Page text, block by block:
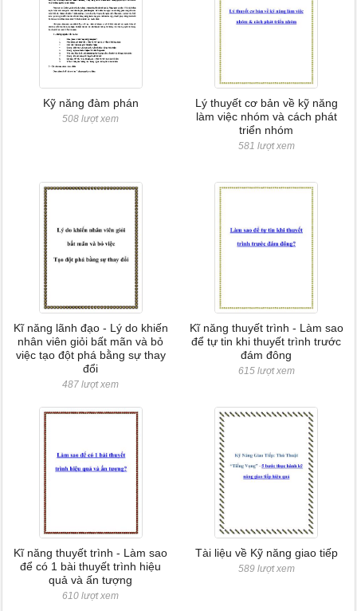
Kỹ năng đàm phán
508 lượt xem
Lý thuyết cơ bản về kỹ năng
làm việc nhóm và cách phát
triển nhóm
581 lượt xem
Kĩ năng lãnh đạo - Lý do khiến
nhân viên giỏi bất mãn và bỏ
việc tạo đột phá bằng sự thay
đổi
487 lượt xem
Kĩ năng thuyết trình - Làm sao
để tự tin khi thuyết trình trước
đám đông
615 lượt xem
Kĩ năng thuyết trình - Làm sao
để có 1 bài thuyết trình hiệu
quả và ấn tượng
610 lượt xem
Tài liệu về Kỹ năng giao tiếp
589 lượt xem